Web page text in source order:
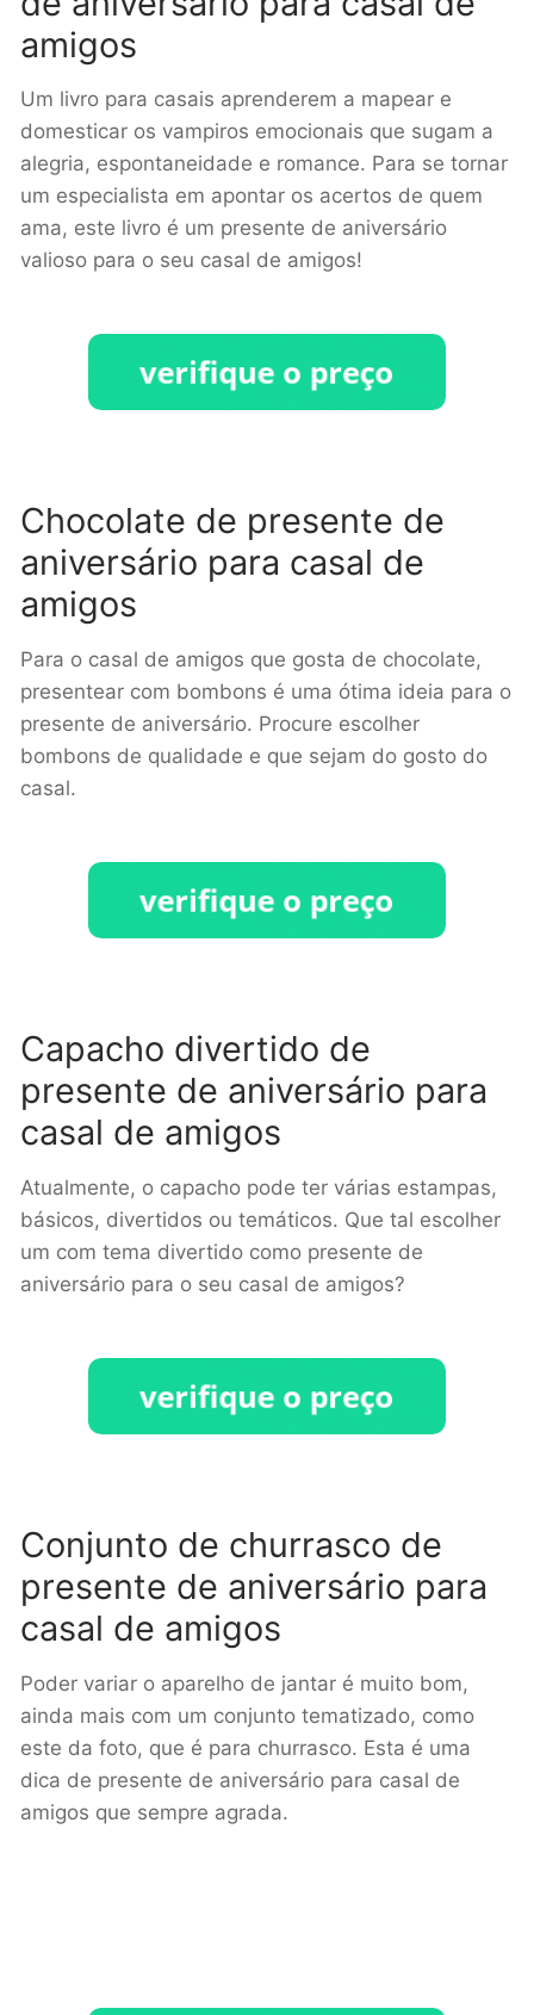
amigos
Um livro para casais aprenderem a mapear e
domesticar os vampiros emocionais que sugam a
alegria, espontaneidade e romance. Para se tornar
um especialista em apontar os acertos de quem
ama, este livro é um presente de aniversário
valioso para o seu casal de amigos!
Chocolate de presente de
aniversário para casal de
amigos
Para o casal de amigos que gosta de chocolate,
presentear com bombons é uma ótima ideia para o
presente de aniversário. Procure escolher
bombons de qualidade e que sejam do gosto do
casal.
Capacho divertido de
presente de aniversário para
casal de amigos
Atualmente, o capacho pode ter várias estampas,
básicos, divertidos ou temáticos. Que tal escolher
um com tema divertido como presente de
aniversário para o seu casal de amigos?
Conjunto de churrasco de
presente de aniversário para
casal de amigos
Poder variar o aparelho de jantar é muito bom,
ainda mais com um conjunto tematizado, como
este da foto, que é para churrasco. Esta é uma
dica de presente de aniversário para casal de
amigos que sempre agrada.